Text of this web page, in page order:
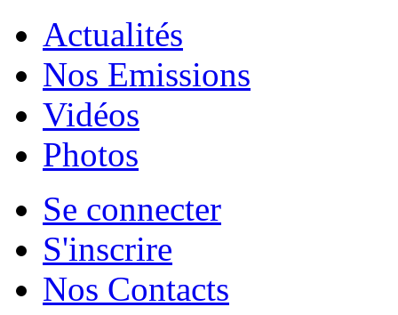
Actualités
Nos Emissions
Vidéos
Photos
Se connecter
S'inscrire
Nos Contacts